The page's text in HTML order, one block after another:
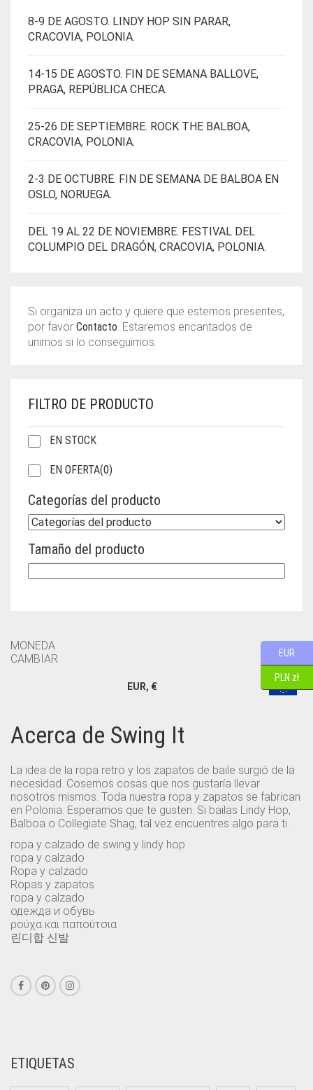
8-9 DE AGOSTO. LINDY HOP SIN PARAR,
CRACOVIA, POLONIA.
14-15 DE AGOSTO. FIN DE SEMANA BALLOVE,
PRAGA, REPÚBLICA CHECA.
25-26 DE SEPTIEMBRE. ROCK THE BALBOA,
CRACOVIA, POLONIA.
2-3 DE OCTUBRE. FIN DE SEMANA DE BALBOA EN
OSLO, NORUEGA.
DEL 19 AL 22 DE NOVIEMBRE. FESTIVAL DEL
COLUMPIO DEL DRAGÓN, CRACOVIA, POLONIA.
Si organiza un acto y quiere que estemos presentes,
por favor Contacto. Estaremos encantados de
unirnos si lo conseguimos.
FILTRO DE PRODUCTO
EN STOCK
EN OFERTA(0)
Categorías del producto
Tamaño del producto
MONEDA
CAMBIAR
EUR, €
Acerca de Swing It
La idea de la ropa retro y los zapatos de baile surgió de la
necesidad. Cosemos cosas que nos gustaría llevar
nosotros mismos. Toda nuestra ropa y zapatos se fabrican
en Polonia. Esperamos que te gusten. Si bailas Lindy Hop,
Balboa o Collegiate Shag, tal vez encuentres algo para ti.
ropa y calzado de swing y lindy hop
ropa y calzado
Ropa y calzado
Ropas y zapatos
ropa y calzado
одежда и обувь
ρούχα και παπούτσια
린디합 신발
ETIQUETAS
EUR
PLN zł